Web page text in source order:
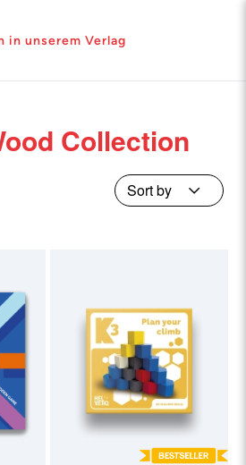
in unserem Verlag
Collection